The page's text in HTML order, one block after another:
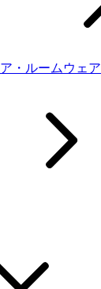
・ルームウェア